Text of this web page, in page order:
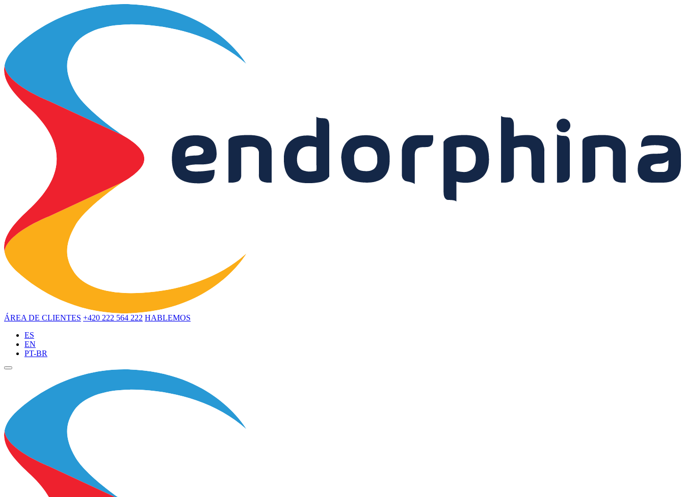
ÁREA DE CLIENTES +420 222 564 222 HABLEMOS
ES
EN
PT-BR